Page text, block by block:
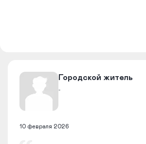
​Городской житель​
-
10 февраля 2026